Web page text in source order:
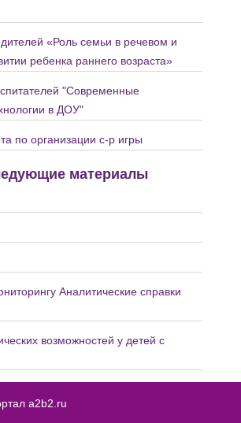
«Роль семьи в речевом и
ребенка раннего возраста»
"Современные
в ДОУ"
по организации с-р игры
материалы
Аналитические справки
возможностей у детей с
a2b2.ru